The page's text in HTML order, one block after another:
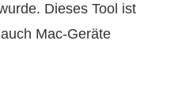
Dieses Tool ist
Mac‑Geräte